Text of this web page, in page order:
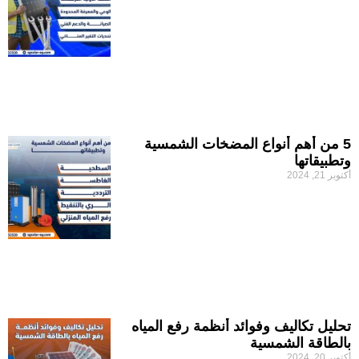
5 من أهم أنواع المضخات الشمسية
وتطبيقاتها
أكتوبر 21, 2024
تحليل تكاليف وفوائد أنظمة رفع المياه
بالطاقة الشمسية